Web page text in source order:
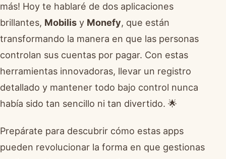
más! Hoy te hablaré de dos aplicaciones
brillantes, Mobilis y Monefy, que están
transformando la manera en que las personas
controlan sus cuentas por pagar. Con estas
herramientas innovadoras, llevar un registro
detallado y mantener todo bajo control nunca
había sido tan sencillo ni tan divertido. 🌟
Prepárate para descubrir cómo estas apps
pueden revolucionar la forma en que gestionas